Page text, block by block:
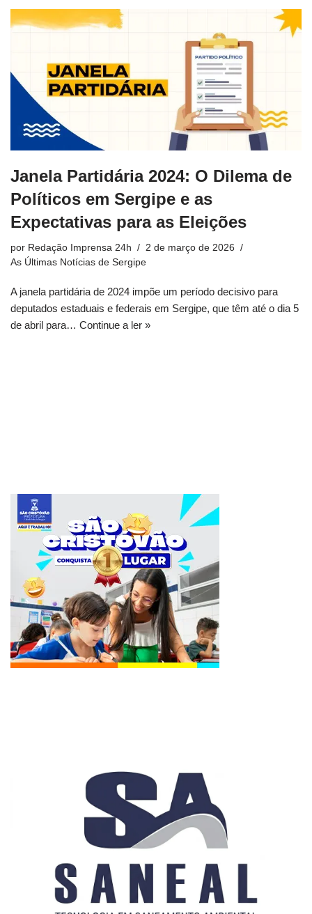
Janela Partidária 2024: O Dilema de
Políticos em Sergipe e as
Expectativas para as Eleições
por Redação Imprensa 24h
2 de março de 2026
As Últimas Notícias de Sergipe
A janela partidária de 2024 impõe um período decisivo para
deputados estaduais e federais em Sergipe, que têm até o dia 5
de abril para… Continue a ler »